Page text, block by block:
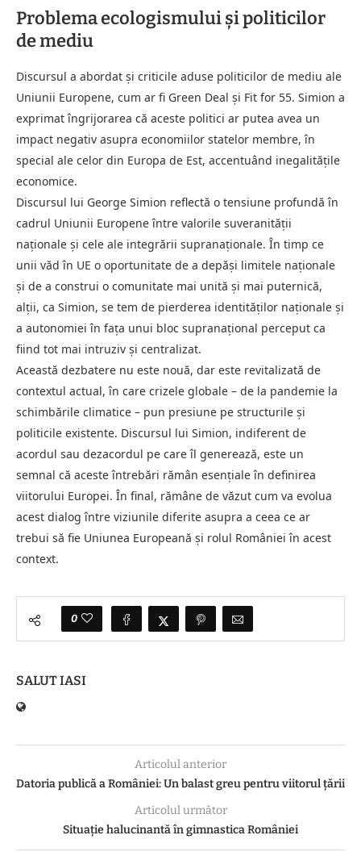
Problema ecologismului și politicilor
de mediu
Discursul a abordat și criticile aduse politicilor de mediu ale
Uniunii Europene, cum ar fi Green Deal și Fit for 55. Simion a
exprimat îngrijorarea că aceste politici ar putea avea un
impact negativ asupra economiilor statelor membre, în
special ale celor din Europa de Est, accentuând inegalitățile
economice.
Discursul lui George Simion reflectă o tensiune profundă în
cadrul Uniunii Europene între valorile suveranității
naționale și cele ale integrării supranaționale. În timp ce
unii văd în UE o oportunitate de a depăși limitele naționale
și de a construi o comunitate mai unită și mai puternică,
alții, ca Simion, se tem de pierderea identităților naționale și
a autonomiei în fața unui bloc supranațional perceput ca
fiind tot mai intruziv și centralizat.
Această dezbatere nu este nouă, dar este revitalizată de
contextul actual, în care crizele globale – de la pandemie la
schimbările climatice – pun presiune pe structurile și
politicile existente. Discursul lui Simion, indiferent de
acordul sau dezacordul pe care îl generează, este un
semnal că aceste întrebări rămân esențiale în definirea
viitorului Europei. În final, rămâne de văzut cum va evolua
acest dialog între viziunile diferite asupra a ceea ce ar
trebui să fie Uniunea Europeană și rolul României în acest
context.
0
SALUT IASI
Articolul anterior
Datoria publică a României: Un balast greu pentru viitorul țării
Articolul următor
Situație halucinantă în gimnastica României